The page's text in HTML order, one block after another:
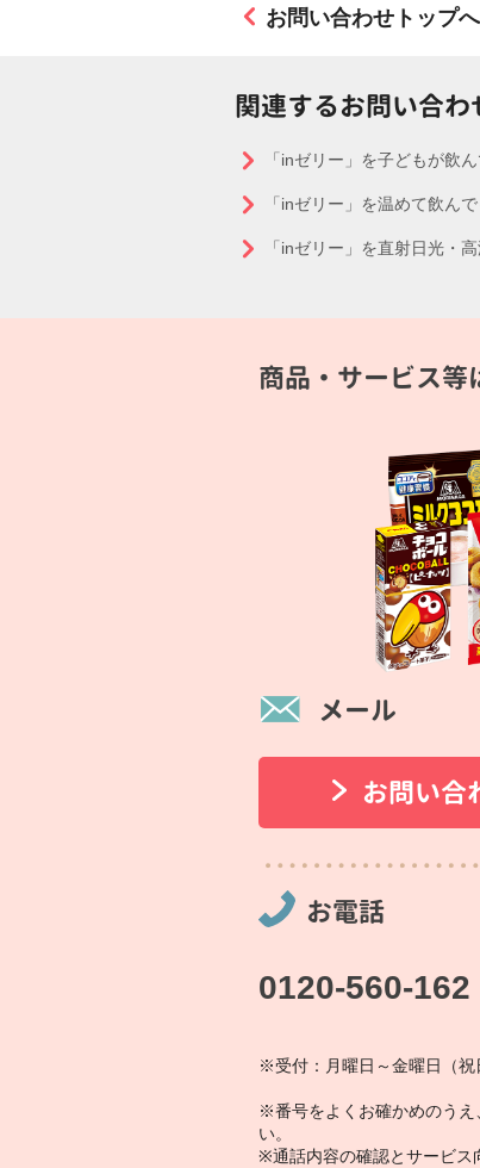
お問い合わせトップへ
関連するお問い合わ
「inゼリー」を子どもが飲
「inゼリー」を温めて飲ん
「inゼリー」を直射日光・
商品・サービス等
メール
お問い合
お電話
0120-560-162
※受付：月曜日～金曜日（
※番号をよくお確かめのうえ
い。
※通話内容の確認とサービス